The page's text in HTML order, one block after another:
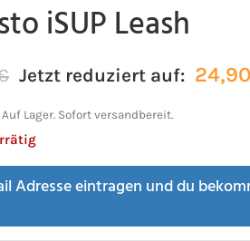
iSUP Leash
Jetzt reduziert auf: 24,90
Auf Lager. Sofort versandbereit.
Adresse eintragen und du